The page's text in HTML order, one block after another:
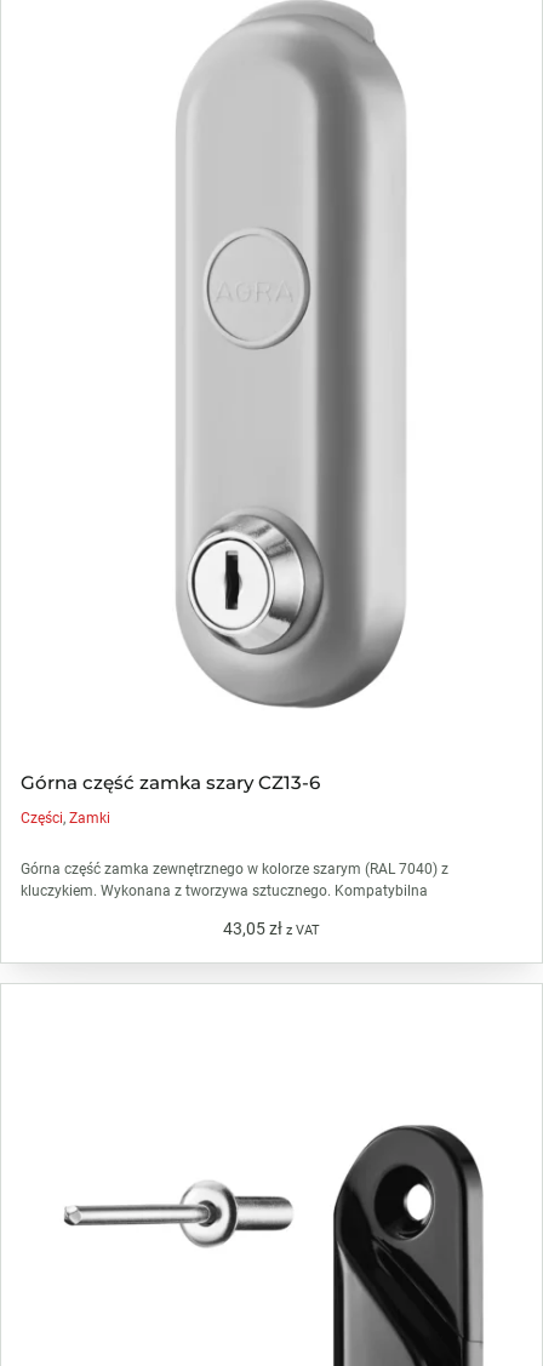
Górna część zamka szary CZ13-6
Części,Zamki
Górna część zamka zewnętrznego w kolorze szarym (RAL 7040) z
kluczykiem. Wykonana z tworzywa sztucznego. Kompatybilna
43,05zł z VAT